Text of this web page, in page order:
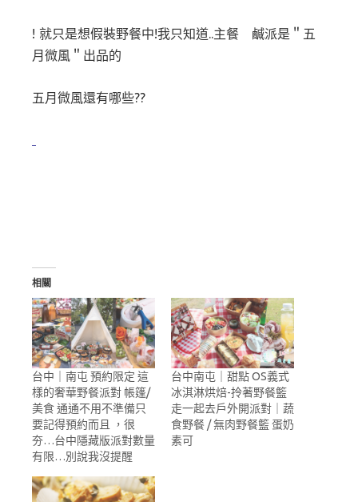
! 就只是想假裝野餐中!我只知道..主餐 鹹派是＂五
月微風＂出品的
五月微風還有哪些??
相關
台中｜南屯 預約限定 這
樣的奢華野餐派對 帳篷/
美食 通通不用不準備只
要記得預約而且 ，很
夯…台中隱藏版派對數量
有限…別說我沒提醒
台中南屯｜甜點 OS義式
冰淇淋烘焙-拎著野餐籃
走一起去戶外開派對｜蔬
食野餐 / 無肉野餐籃 蛋奶
素可